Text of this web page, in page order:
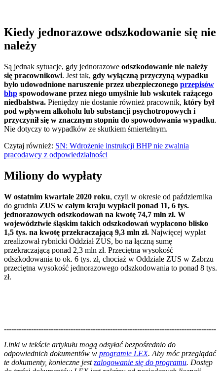
Kiedy jednorazowe odszkodowanie się nie
należy
Są jednak sytuacje, gdy jednorazowe odszkodowanie nie należy
się pracownikowi. Jest tak, gdy wyłączną przyczyną wypadku
było udowodnione naruszenie przez ubezpieczonego przepisów
bhp spowodowane przez niego umyślnie lub wskutek rażącego
niedbalstwa. Pieniędzy nie dostanie również pracownik, który był
pod wpływem alkoholu lub substancji psychotropowych i
przyczynił się w znacznym stopniu do spowodowania wypadku.
Nie dotyczy to wypadków ze skutkiem śmiertelnym.
Czytaj również: SN: Wdrożenie instrukcji BHP nie zwalnia
pracodawcy z odpowiedzialności
Miliony do wypłaty
W ostatnim kwartale 2020 roku, czyli w okresie od października
do grudnia ZUS w całym kraju wypłacił ponad 11, 6 tys.
jednorazowych odszkodowań na kwotę 74,7 mln zł. W
województwie śląskim takich odszkodowań wypłacono blisko
1,5 tys. na kwotę przekraczającą 9,3 mln zł. Najwięcej wypłat
zrealizował rybnicki Oddział ZUS, bo na łączną sumę
przekraczającą ponad 2,3 mln zł. Przeciętna wysokość
odszkodowania to ok. 6 tys. zł, chociaż w Oddziale ZUS w Zabrzu
przeciętna wysokość jednorazowego odszkodowania to ponad 8 tys.
zł.
--------------------------------------------------------------------------------------
Linki w tekście artykułu mogą odsyłać bezpośrednio do
odpowiednich dokumentów w programie LEX. Aby móc przeglądać
te dokumenty, konieczne jestzalogowanie się do programu. Dostęp